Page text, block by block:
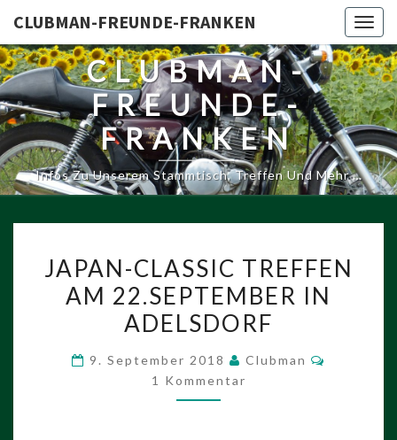
CLUBMAN-FREUNDE-FRANKEN
CLUBMAN-
FREUNDE-
FRANKEN
Infos Zu Unserem Stammtisch, Treffen Und Mehr …
CLASSIC
TREFFEN
AM
IN
JAPAN-CLASSIC TREFFEN
AM 22.SEPTEMBER IN
ADELSDORF
9. September 2018 Clubman
1 Kommentar